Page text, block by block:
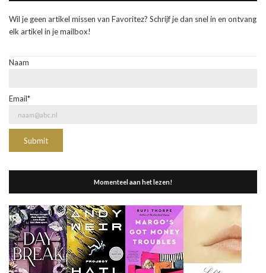
Wil je geen artikel missen van Favoritez? Schrijf je dan snel in en ontvang
elk artikel in je mailbox!
Naam
Email*
Momenteel aan het lezen!